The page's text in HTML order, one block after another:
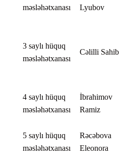
məsləhətxanası
Lyubov
3 saylı hüquq
məsləhətxanası
Cəlilli Sahib
4 saylı hüquq
məsləhətxanası
İbrahimov
Ramiz
5 saylı hüquq
məsləhətxanası
Rəcəbova
Eleonora